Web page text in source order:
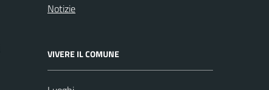
Notizie
VIVERE IL COMUNE